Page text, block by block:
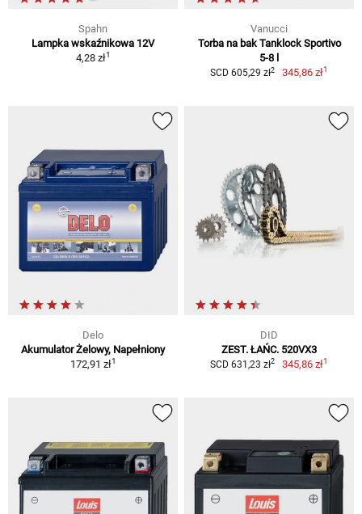
Spahn
Lampka wskaźnikowa 12V
4,28 zł1
Vanucci
Torba na bak Tanklock Sportivo
5-8 l
SCD 605,29 zł2 345,86 zł1
Delo
Akumulator Żelowy, Napełniony
172,91 zł1
DID
ZEST. ŁAŃC. 520VX3
SCD 631,23 zł2 345,86 zł1